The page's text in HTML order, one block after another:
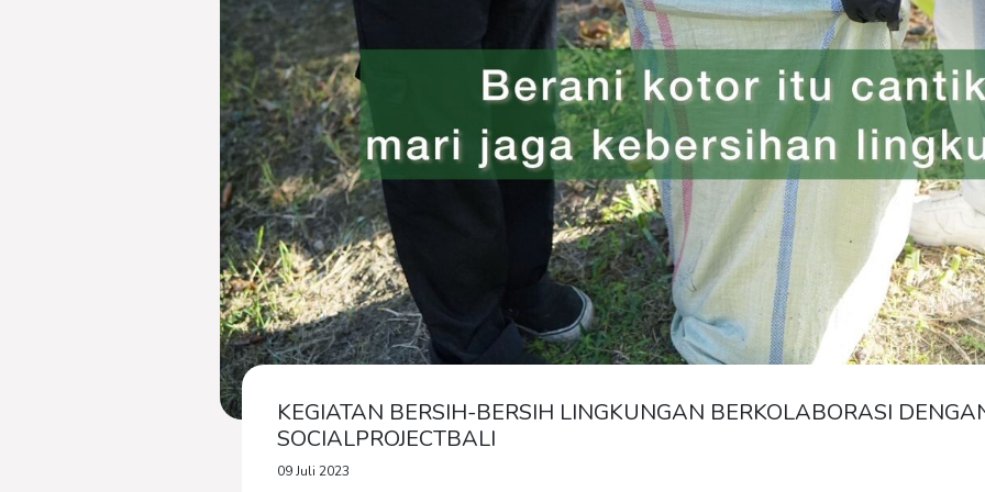
KEGIATAN BERSIH-BERSIH LINGKUNGAN BERKOLABORASI
SOCIALPROJECTBALI
09 Juli 2023